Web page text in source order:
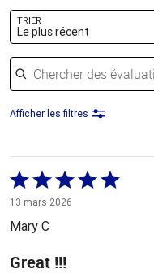
TRIER
Le plus récent
Chercher des évaluations
Afficher les filtres
Coté
5 sur
5
13 mars 2026
Mary C
Great !!!